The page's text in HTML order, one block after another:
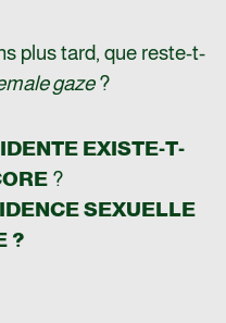
plus tard, que reste-t-
gaze?
EXISTE-T-
?
SEXUELLE
?